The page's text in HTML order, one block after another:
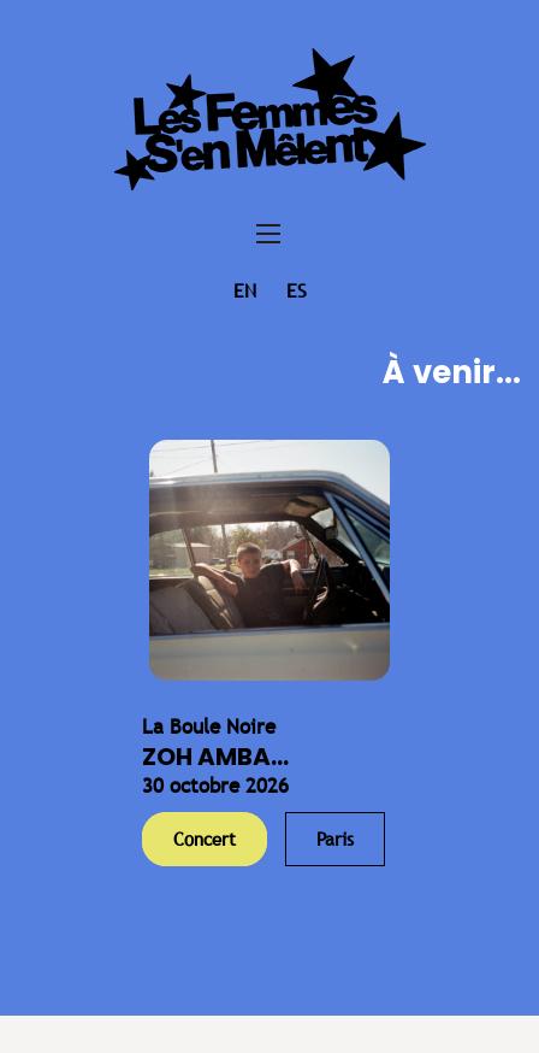
EN ES
À venir...
La Boule Noire
ZOH AMBA...
30 octobre 2026
Concert Paris